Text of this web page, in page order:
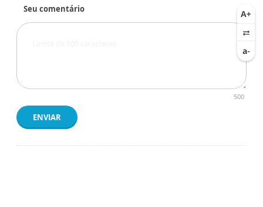
Seu comentário
500
ENVIAR